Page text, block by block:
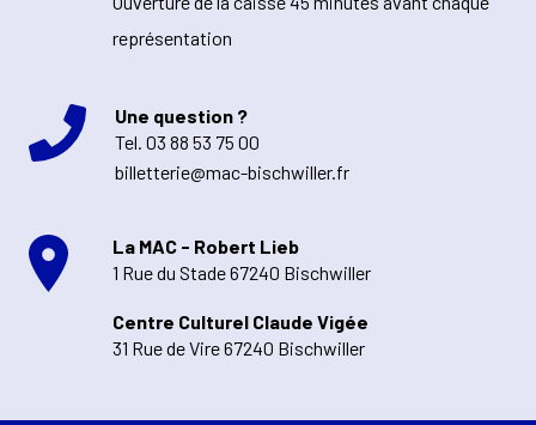
représentation
Une question ?
Tel. 03 88 53 75 00
billetterie@mac-bischwiller.fr
La MAC - Robert Lieb
1 Rue du Stade 67240 Bischwiller
Centre Culturel Claude Vigée
31 Rue de Vire 67240 Bischwiller